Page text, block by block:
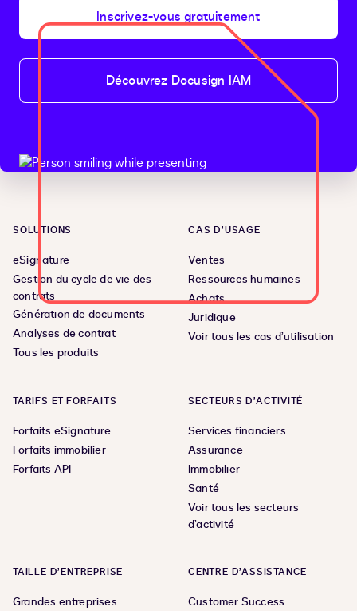
Inscrivez-vous gratuitement
Découvrez Docusign IAM
SOLUTIONS
eSignature
Gestion du cycle de vie des
contrats
Génération de documents
Analyses de contrat
Tous les produits
CAS D’USAGE
Ventes
Ressources humaines
Achats
Juridique
Voir tous les cas d’utilisation
TARIFS ET FORFAITS
Forfaits eSignature
Forfaits immobilier
Forfaits API
SECTEURS D’ACTIVITÉ
Services financiers
Assurance
Immobilier
Santé
Voir tous les secteurs
d’activité
TAILLE D’ENTREPRISE
Grandes entreprises
CENTRE D’ASSISTANCE
Customer Success